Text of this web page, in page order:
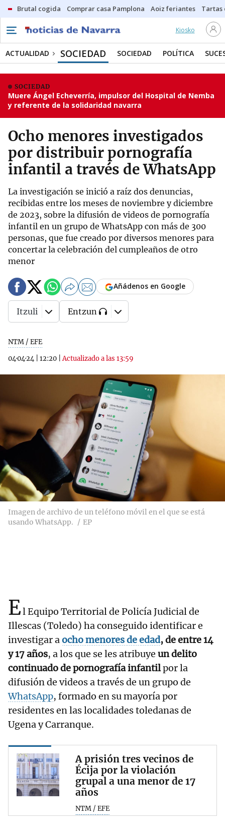
Brutal cogida Comprar casa Pamplona Aoiz feriantes Tartas
Kiosko
ACTUALIDAD SOCIEDAD SOCIEDAD POLÍTICA
SOCIEDAD
Muere Ángel Echeverría, impulsor del Hospital de Nemba
y referente de la solidaridad navarra
Ocho menores investigados
por distribuir pornografía
infantil a través de WhatsApp
La investigación se inició a raíz dos denuncias,
recibidas entre los meses de noviembre y diciembre
de 2023, sobre la difusión de videos de pornografía
infantil en un grupo de WhatsApp con más de 300
personas, que fue creado por diversos menores para
concertar la celebración del cumpleaños de otro
menor
NTM / EFE
04·04·24
12:20 |Actualizado a las 13:59
Añádenos en Google
Itzuli Entzun
Imagen de archivo de un teléfono móvil en el que se está
usando WhatsApp.
EP
El Equipo Territorial de Policía Judicial de
Illescas (Toledo) ha conseguido identificar e
investigar aocho menores de edad, de entre 14
y 17 años, a los que se les atribuye un delito
continuado de pornografía infantilpor la
difusión de videos a través de un grupo de
WhatsApp, formado en su mayoría por
residentes en las localidades toledanas de
Ugena y Carranque.
A prisión tres vecinos de
Écija por la violación
grupal a una menor de 17
años
NTM / EFE